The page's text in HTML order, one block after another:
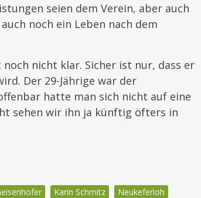
seien dem Verein, aber auch
noch ein Leben nach dem
nicht klar. Sicher ist nur, dass er
Der 29-Jährige war der
hatte man sich nicht auf eine
sehen wir ihn ja künftig öfters in
Karin Schmitz Neukeferloh